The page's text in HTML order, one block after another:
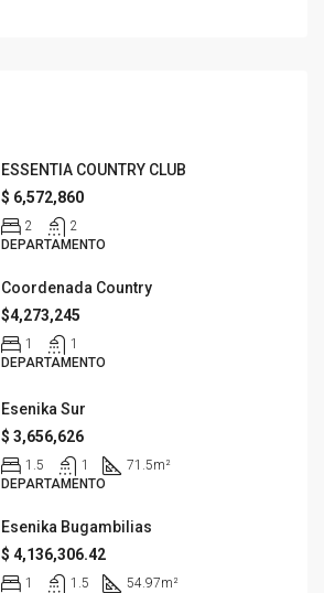
ESSENTIA COUNTRY CLUB
$ 6,572,860
2
2
DEPARTAMENTO
Coordenada Country
$4,273,245
1
1
DEPARTAMENTO
Esenika Sur
$ 3,656,626
1.5 1 71.5m²
DEPARTAMENTO
Esenika Bugambilias
$ 4,136,306.42
1 1.5 54.97m²